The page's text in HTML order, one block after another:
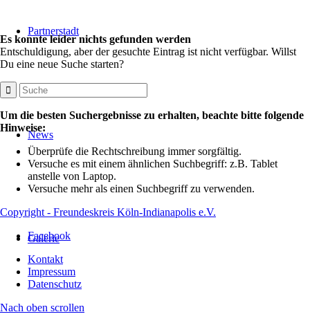
Partnerstadt
News
Galerie
Es konnte leider nichts gefunden werden
Entschuldigung, aber der gesuchte Eintrag ist nicht verfügbar. Willst
Du eine neue Suche starten?
Um die besten Suchergebnisse zu erhalten, beachte bitte folgende
Hinweise:
Überprüfe die Rechtschreibung immer sorgfältig.
Versuche es mit einem ähnlichen Suchbegriff: z.B. Tablet
anstelle von Laptop.
Versuche mehr als einen Suchbegriff zu verwenden.
Copyright - Freundeskreis Köln-Indianapolis e.V.
Facebook
Kontakt
Impressum
Datenschutz
Nach oben scrollen